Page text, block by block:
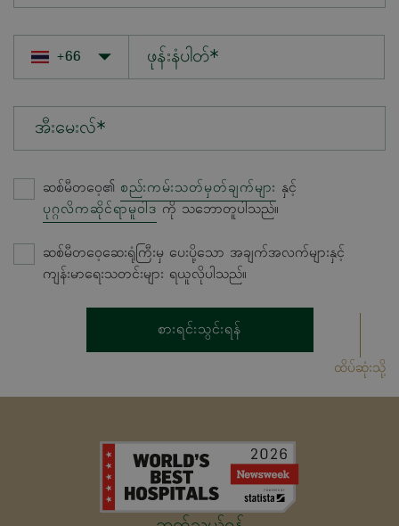
အီးမေးလ်*
ဆစ်မီတဝေ့၏ စည်းကမ်းသတ်မှတ်ချက်များ နှင့်
ပုဂ္ဂလိကဆိုင်ရာမူဝါဒ ကို သဘောတူပါသည်။
ဆစ်မီတဝေ့ဆေးရုံကြီးမှ ပေးပို့သော အချက်အလက်များနှင့်
ကျန်းမာရေးသတင်းများ ရယူလိုပါသည်။
စားရင်းသွင်းရန်
ထိပ်ဆုံးသို့